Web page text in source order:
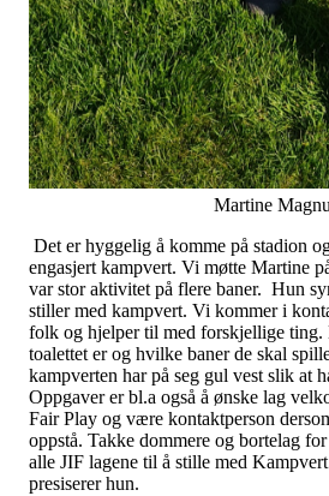
Martine
Det er hyggelig å komme på stadion
engasjert kampvert. Vi møtte Martine
var stor aktivitet på flere baner. Hun
stiller med kampvert. Vi kommer i
folk og hjelper til med forskjellige
toalettet er og hvilke baner de skal
kampverten har på seg gul vest slik at
Oppgaver er bl.a også å ønske lag
Fair Play og være kontaktperson
oppstå. Takke dommere og bortelag
alle JIF lagene til å stille med
presiserer hun.